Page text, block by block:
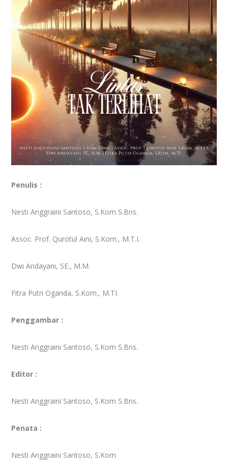
Penulis :
Nesti Anggraini Santoso, S.Kom S.Bns.
Assoc. Prof. Qurotul Aini, S.Kom., M.T.I.
Dwi Andayani, SE., M.M.
Fitra Putri Oganda, S.Kom., M.TI.
Penggambar :
Nesti Anggraini Santoso, S.Kom S.Bns.
Editor :
Nesti Anggraini Santoso, S.Kom S.Bns.
Penata :
Nesti Anggraini Santoso, S.Kom